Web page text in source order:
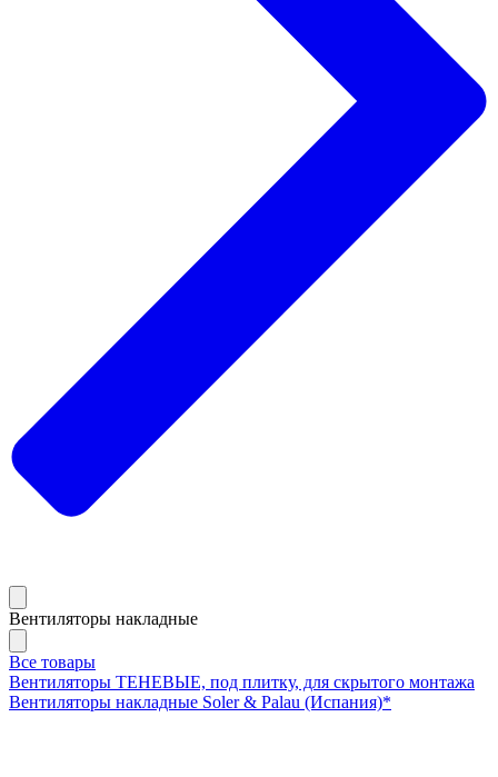
Вентиляторы накладные
Все товары
Вентиляторы ТЕНЕВЫЕ, под плитку, для скрытого монтажа
Вентиляторы накладные Soler & Palau (Испания)*